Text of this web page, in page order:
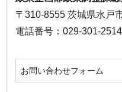
〒310-8555 茨城県水戸
電話番号：029-301-2514
お問い合わせフォーム